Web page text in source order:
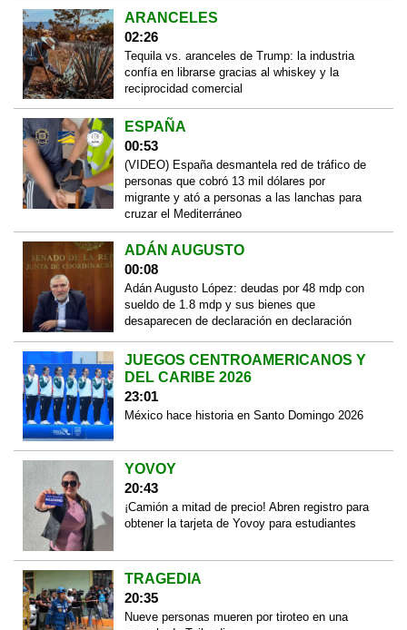
ARANCELES
02:26
Tequila vs. aranceles de Trump: la industria
confía en librarse gracias al whiskey y la
reciprocidad comercial
ESPAÑA
00:53
(VIDEO) España desmantela red de tráfico de
personas que cobró 13 mil dólares por
migrante y ató a personas a las lanchas para
cruzar el Mediterráneo
ADÁN AUGUSTO
00:08
Adán Augusto López: deudas por 48 mdp con
sueldo de 1.8 mdp y sus bienes que
desaparecen de declaración en declaración
JUEGOS CENTROAMERICANOS Y
DEL CARIBE 2026
23:01
México hace historia en Santo Domingo 2026
YOVOY
20:43
¡Camión a mitad de precio! Abren registro para
obtener la tarjeta de Yovoy para estudiantes
TRAGEDIA
20:35
Nueve personas mueren por tiroteo en una